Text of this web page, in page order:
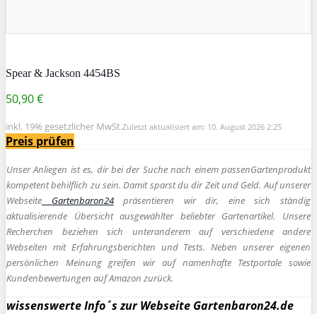
Spear & Jackson 4454BS
50,90 €
inkl. 19% gesetzlicher MwSt.Zuletzt aktualisiert am: 10. August 2026 2:25
Preis prüfen
Unser Anliegen ist es, dir bei der Suche nach einem passenGartenprodukt
kompetent behilflich zu sein.Damit sparst du dir Zeit und Geld. Auf unserer
Webseite Gartenbaron24präsentieren wir dir, eine sich ständig
aktualisierende Übersicht ausgewählter beliebter Gartenartikel. Unsere
Recherchen beziehen sich unteranderem auf verschiedene andere
Webseiten mit Erfahrungsberichten und Tests. Neben unserer eigenen
persönlichen Meinung greifen wir auf namenhafte Testportale sowie
Kundenbewertungen auf Amazon zurück.
wissenswerte Info´s zur Webseite Gartenbaron24.de